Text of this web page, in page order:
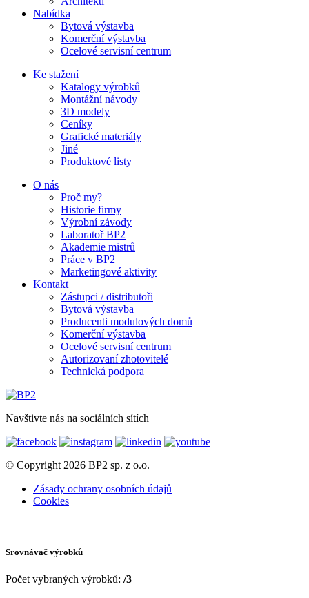
Nabídka
Bytová výstavba
Komerční výstavba
Ocelové servisní centrum
Ke stažení
Katalogy výrobků
Montážní návody
3D modely
Ceníky
Grafické materiály
Jiné
Produktové listy
O nás
Proč my?
Historie firmy
Výrobní závody
Laboratoř BP2
Akademie mistrů
Práce v BP2
Marketingové aktivity
Kontakt
Zástupci / distributoři
Bytová výstavba
Producenti modulových domů
Komerční výstavba
Ocelové servisní centrum
Autorizovaní zhotovitelé
Technická podpora
Navštivte nás na sociálních sítích
© Copyright 2026 BP2 sp. z o.o.
Zásady ochrany osobních údajů
Cookies
Srovnávač výrobků
Počet vybraných výrobků: /3